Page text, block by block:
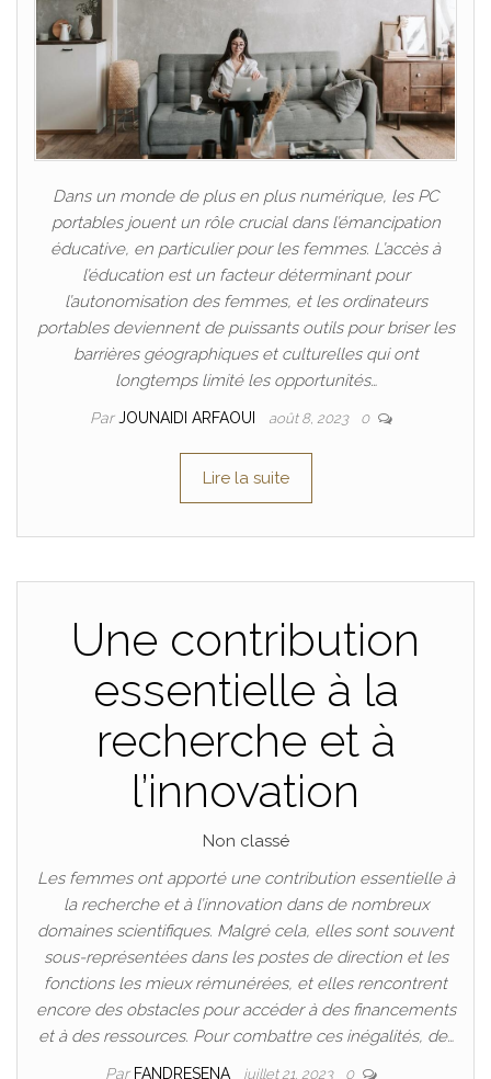
Dans un monde de plus en plus numérique, les PC
portables jouent un rôle crucial dans l’émancipation
éducative, en particulier pour les femmes. L’accès à
l’éducation est un facteur déterminant pour
l’autonomisation des femmes, et les ordinateurs
portables deviennent de puissants outils pour briser les
barrières géographiques et culturelles qui ont
longtemps limité les opportunités…
ParJOUNAIDI ARFAOUI août 8, 2023 0
Lire la suite
Une contribution
essentielle à la
recherche et à
l’innovation
Non classé
Les femmes ont apporté une contribution essentielle à
la recherche et à l’innovation dans de nombreux
domaines scientifiques. Malgré cela, elles sont souvent
sous-représentées dans les postes de direction et les
fonctions les mieux rémunérées, et elles rencontrent
encore des obstacles pour accéder à des financements
et à des ressources. Pour combattre ces inégalités, de…
Par FANDRESENA juillet 21, 2023 0